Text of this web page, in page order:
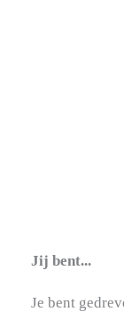
Jij bent...
Je bent